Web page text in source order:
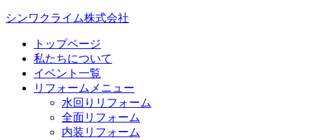
シンワクライム株式会社
トップページ
私たちについて
イベント一覧
リフォームメニュー
水回りリフォーム
全面リフォーム
内装リフォーム